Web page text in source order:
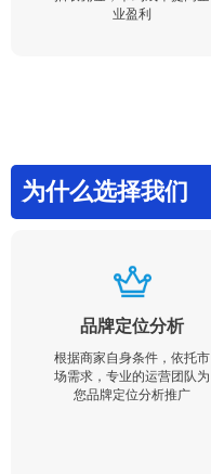
业盈利
为什么选择我们
品牌定位分析
根据商家自身条件，依托市
场需求，专业的运营团队为
您品牌定位分析推广